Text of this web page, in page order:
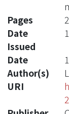
Pages
Date
Issued
Date
Author(s)
URI